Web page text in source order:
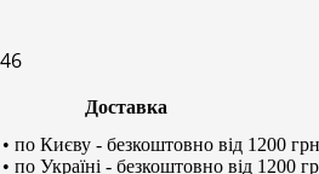
Доставка
• по Києву - безкоштовно від 1200 грн
• по Україні - безкоштовно від 1200